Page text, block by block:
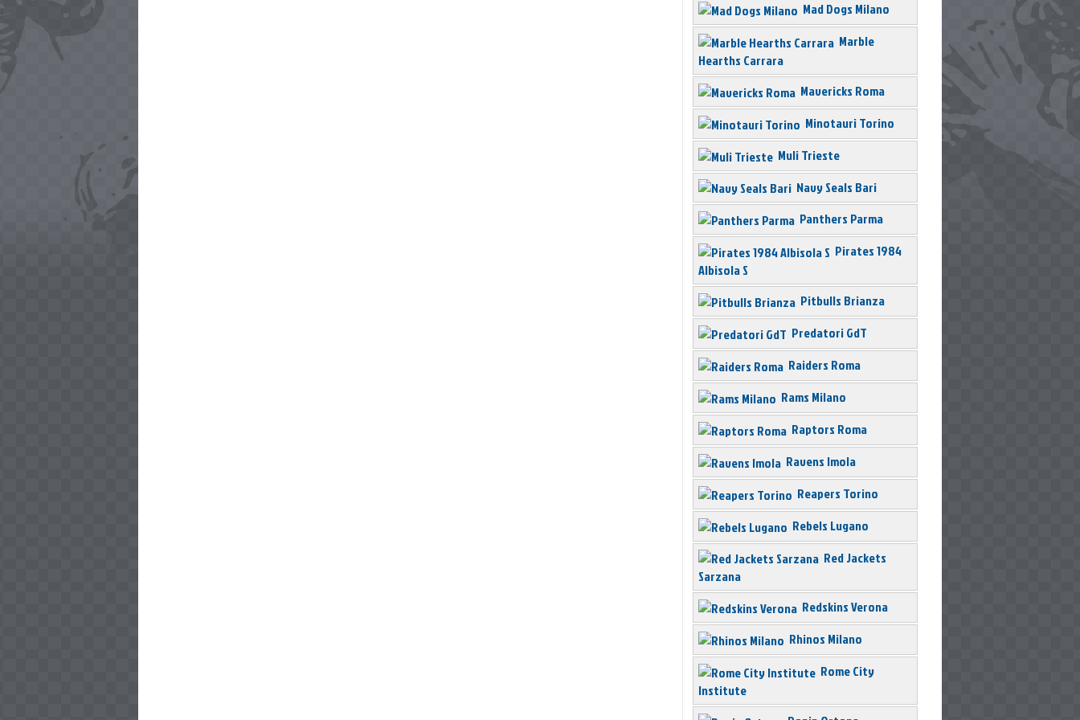
Mad Dogs Milano
Marble
Hearths Carrara
Mavericks Roma
Minotauri Torino
Muli Trieste
Navy Seals Bari
Panthers Parma
Pirates 1984
Albisola S
Pitbulls Brianza
Predatori GdT
Raiders Roma
Rams Milano
Raptors Roma
Ravens Imola
Reapers Torino
Rebels Lugano
Red Jackets
Sarzana
Redskins Verona
Rhinos Milano
Rome City
Institute